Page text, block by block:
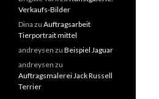
Verkaufs-Bilder
Dina zu Auftragsarbeit
Tierportrait mittel
andreysen zu Beispiel Jaguar
andreysen zu
Auftragsmalerei Jack Russell
Terrier